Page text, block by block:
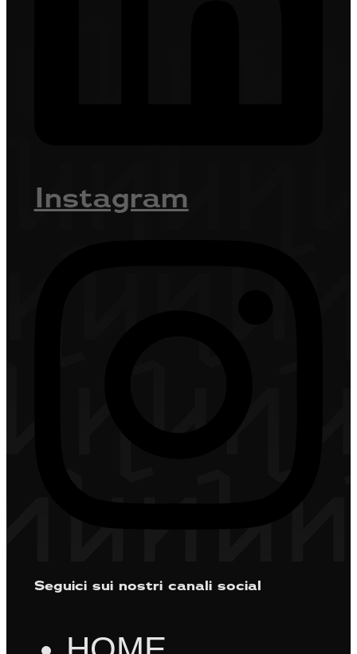
Instagram
Seguici sui nostri canali social